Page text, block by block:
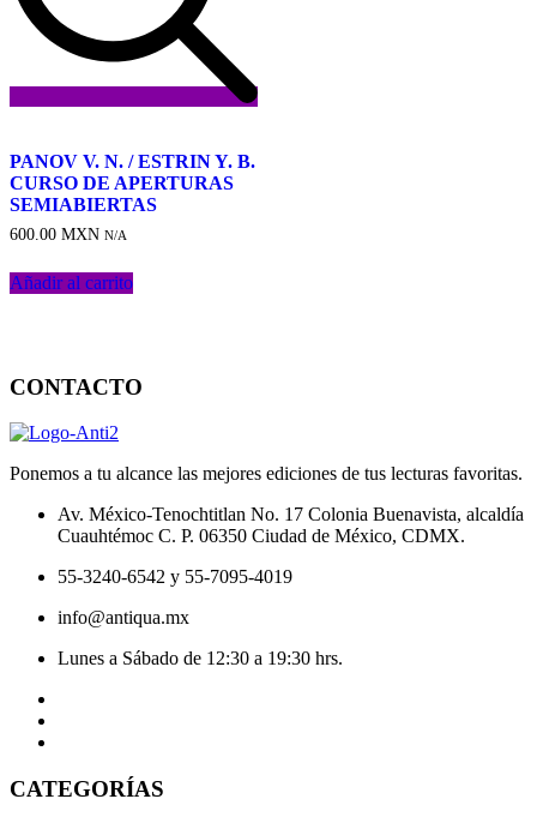
a
la
lista
de
PANOV V. N. / ESTRIN Y. B.
CURSO DE APERTURAS
SEMIABIERTAS
600.00 MXN N/A
Añadir al carrito
CONTACTO
Ponemos a tu alcance las mejores ediciones de tus lecturas favoritas.
Av. México-Tenochtitlan No. 17 Colonia Buenavista, alcaldía
Cuauhtémoc C. P. 06350 Ciudad de México, CDMX.
55-3240-6542 y 55-7095-4019
info@antiqua.mx
Lunes a Sábado de 12:30 a 19:30 hrs.
CATEGORÍAS